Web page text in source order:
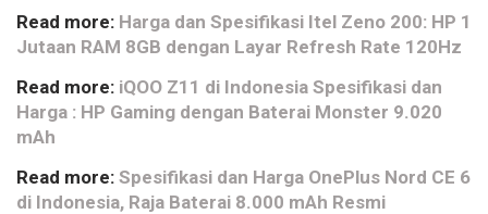
Read more: Harga dan Spesifikasi Itel Zeno 200: HP 1
Jutaan RAM 8GB dengan Layar Refresh Rate 120Hz
Read more: iQOO Z11 di Indonesia Spesifikasi dan
Harga : HP Gaming dengan Baterai Monster 9.020
mAh
Read more: Spesifikasi dan Harga OnePlus Nord CE 6
di Indonesia, Raja Baterai 8.000 mAh Resmi